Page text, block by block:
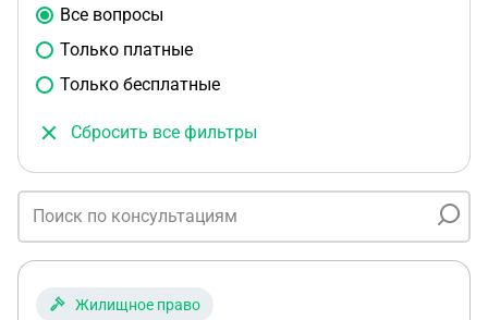
Все вопросы
Только платные
Только бесплатные
Сбросить все фильтры
Жилищное право